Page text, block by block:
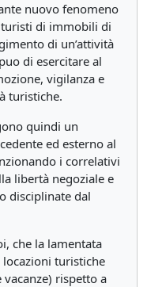
nuovo fenomeno
di immobili di
di un’attività
di esercitare al
vigilanza e
turistiche.
quindi un
ed esterno al
i correlativi
libertà negoziale e
disciplinate dal
che la lamentata
turistiche
vacanze) rispetto a